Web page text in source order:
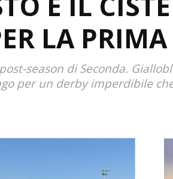
LA
season di Seconda.
per un derby imperdibile